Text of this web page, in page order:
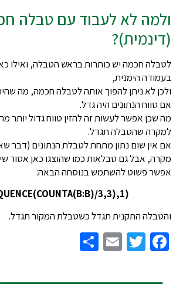
ולמה לא לעבוד עם טבלה
(דינמית)?
לטבלה חכמה יש כותרות בראש הטבלה, ואילו
בעמודה הימנית,
ולכן לא ניתן להפוך אותה לטבלה חכמה, מה
אם טווח הנתונים היה גדל.
מה שכן אפשר לעשות זה להזין טווח גדול יותר
למקרה שהטבלה תגדל.
אם אין שום נתון מתחת לטבלת הנתונים (דבר
מקרה, אבל גם טבלאות כמו שהוצגו כאן אסור
אפשר פשוט להשתמש בנוסחה הבאה:
3,3),1)
והטבלה התקנית תגדל כשטבלת המקור תגדל.
Facebook
Twitter
Email